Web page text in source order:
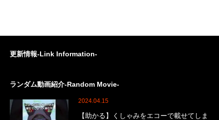
更新情報-Link Information-
ランダム動画紹介-Random Movie-
2024.04.15
【助かる】くしゃみをエコーで載せてしま